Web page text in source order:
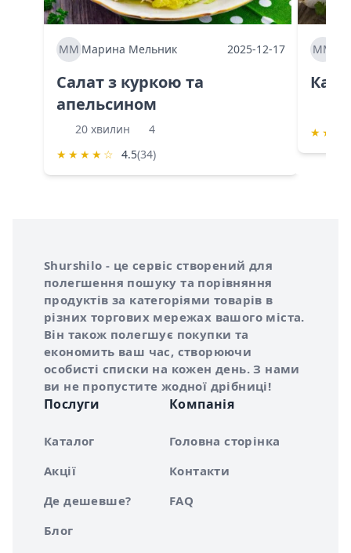
ММ Марина Мельник 2025-12-17
Салат з куркою та
апельсином
20 хвилин
4
★ ★ ★ ★ ☆ 4.5(34)
ММ
★ ★
Про сервіс Shurshilo
Shurshilo - це сервіс створений для
полегшення пошуку та порівняння
продуктів за категоріями товарів в
різних торгових мережах вашого міста.
Він також полегшує покупки та
економить ваш час, створюючи
особисті списки на кожен день. З нами
ви не пропустите жодної дрібниці!
Послуги
Каталог
Акції
Де дешевше?
Блог
Компанія
Головна сторінка
Контакти
FAQ